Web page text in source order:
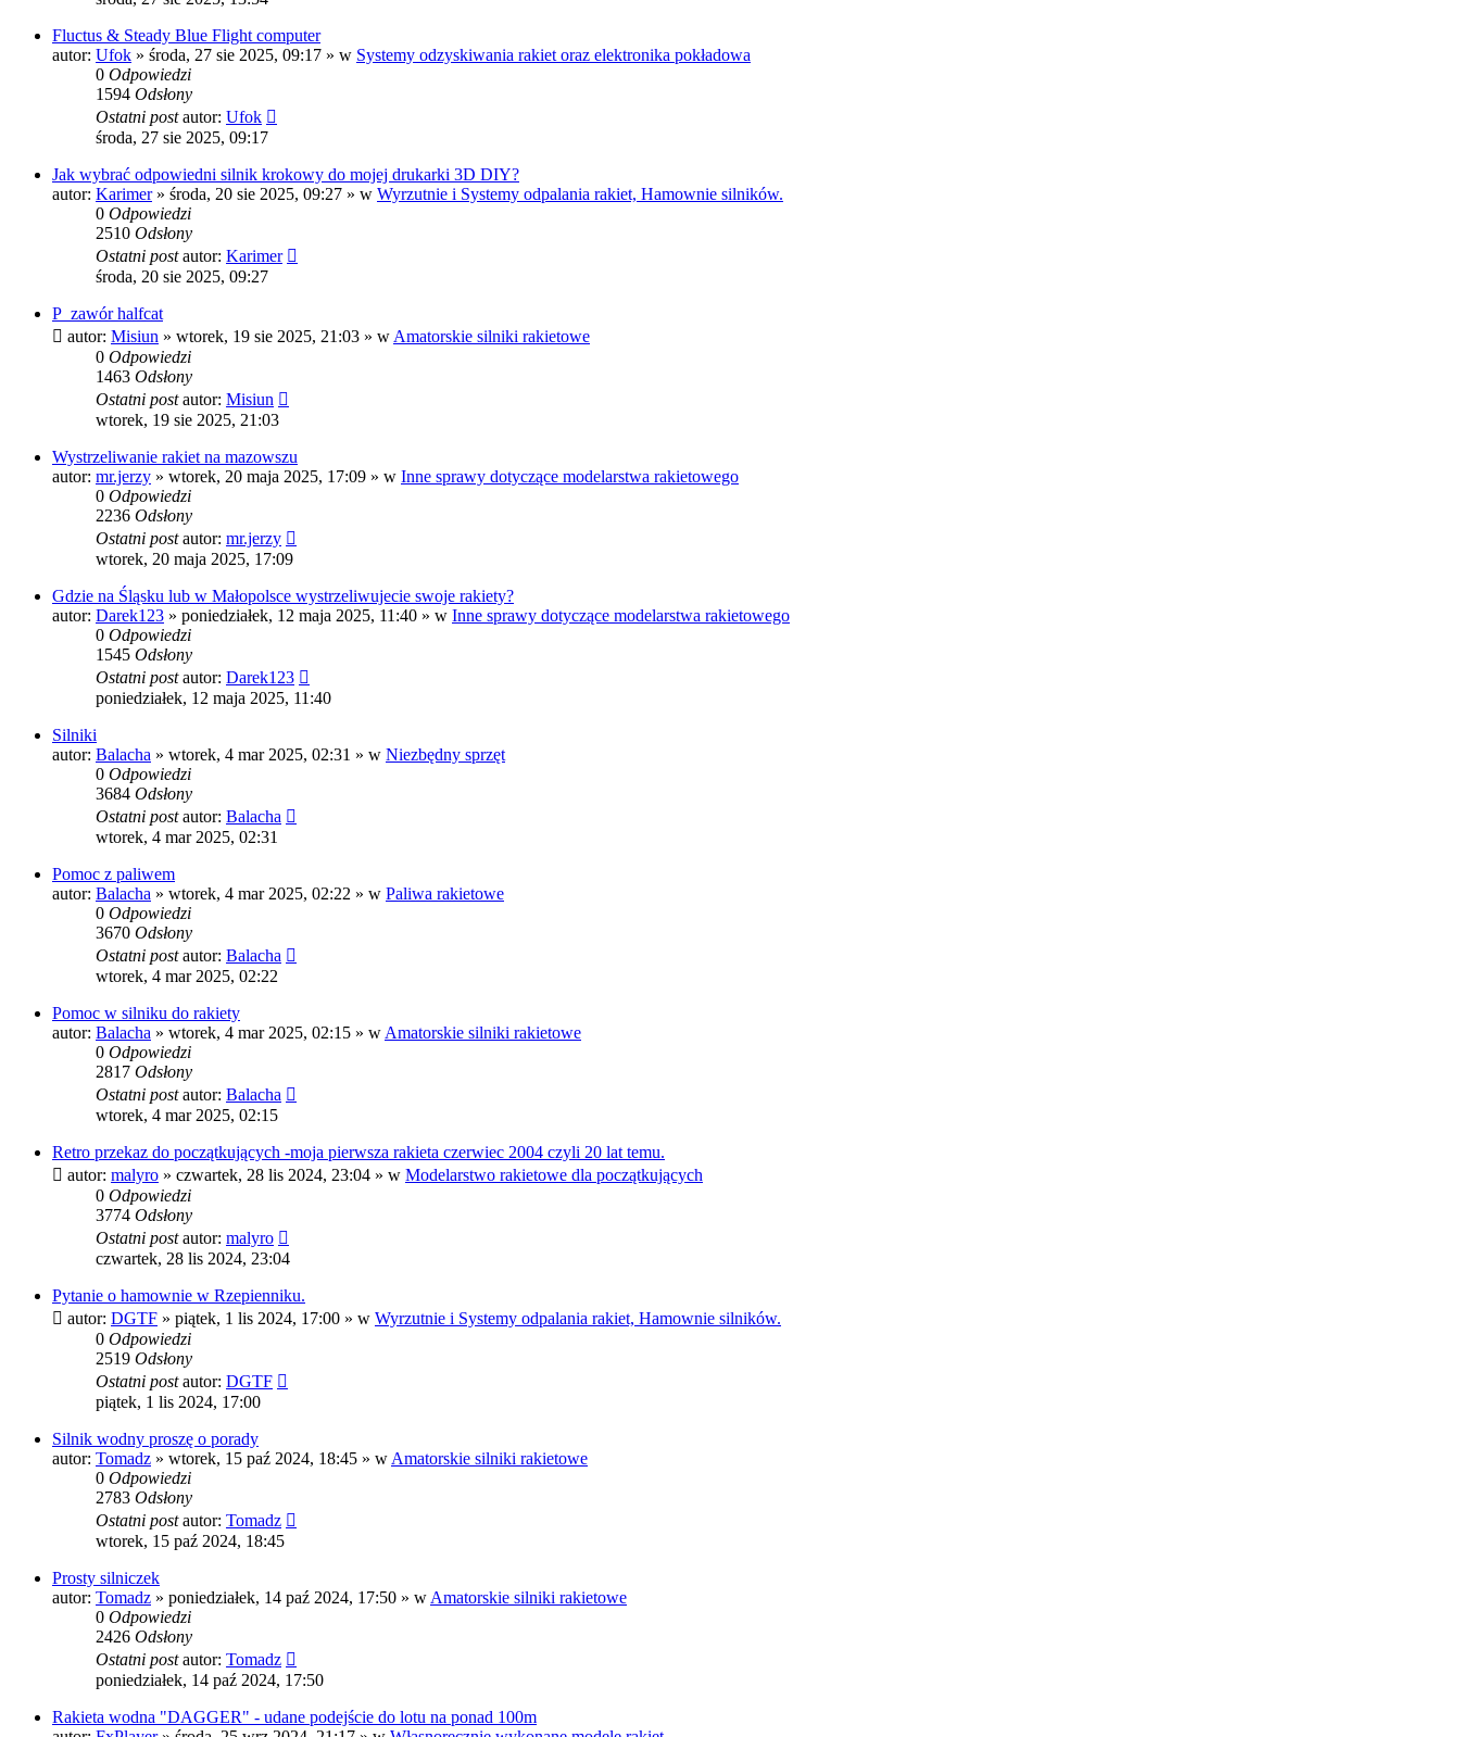
Fluctus & Steady Blue Flight computer
autor: Ufok » środa, 27 sie 2025, 09:17 » w Systemy odzyskiwania rakiet oraz elektronika pokładowa
0 Odpowiedzi
1594 Odsłony
Ostatni postautor: Ufok
środa, 27 sie 2025, 09:17
Jak wybrać odpowiedni silnik krokowy do mojej drukarki 3D DIY?
autor: Karimer» środa, 20 sie 2025, 09:27 » w Wyrzutnie i Systemy odpalania rakiet, Hamownie silników.
0 Odpowiedzi
2510 Odsłony
Ostatni postautor: Karimer
środa, 20 sie 2025, 09:27
P_zawór halfcat
autor: Misiun » wtorek, 19 sie 2025, 21:03 » w Amatorskie silniki rakietowe
0 Odpowiedzi
1463 Odsłony
Ostatni postautor: Misiun
wtorek, 19 sie 2025, 21:03
Wystrzeliwanie rakiet na mazowszu
autor: mr.jerzy » wtorek, 20 maja 2025, 17:09 » w Inne sprawy dotyczące modelarstwa rakietowego
0 Odpowiedzi
2236 Odsłony
Ostatni postautor: mr.jerzy
wtorek, 20 maja 2025, 17:09
Gdzie na Śląsku lub w Małopolsce wystrzeliwujecie swoje rakiety?
autor: Darek123 » poniedziałek, 12 maja 2025, 11:40 » w Inne sprawy dotyczące modelarstwa rakietowego
0 Odpowiedzi
1545 Odsłony
Ostatni postautor: Darek123
poniedziałek, 12 maja 2025, 11:40
Silniki
autor: Balacha » wtorek, 4 mar 2025, 02:31 » w Niezbędny sprzęt
0 Odpowiedzi
3684 Odsłony
Ostatni postautor: Balacha
wtorek, 4 mar 2025, 02:31
Pomoc z paliwem
autor: Balacha » wtorek, 4 mar 2025, 02:22 » w Paliwa rakietowe
0 Odpowiedzi
3670 Odsłony
Ostatni postautor: Balacha
wtorek, 4 mar 2025, 02:22
Pomoc w silniku do rakiety
autor: Balacha » wtorek, 4 mar 2025, 02:15 » w Amatorskie silniki rakietowe
0 Odpowiedzi
2817 Odsłony
Ostatni postautor: Balacha
wtorek, 4 mar 2025, 02:15
Retro przekaz do początkujących -moja pierwsza rakieta czerwiec 2004 czyli 20 lat temu.
autor: malyro » czwartek, 28 lis 2024, 23:04 » w Modelarstwo rakietowe dla początkujących
0 Odpowiedzi
3774 Odsłony
Ostatni postautor: malyro
czwartek, 28 lis 2024, 23:04
Pytanie o hamownie w Rzepienniku.
autor: DGTF » piątek, 1 lis 2024, 17:00 » w Wyrzutnie i Systemy odpalania rakiet, Hamownie silników.
0 Odpowiedzi
2519 Odsłony
Ostatni postautor: DGTF
piątek, 1 lis 2024, 17:00
Silnik wodny proszę o porady
autor: Tomadz » wtorek, 15 paź 2024, 18:45 » w Amatorskie silniki rakietowe
0 Odpowiedzi
2783 Odsłony
Ostatni postautor: Tomadz
wtorek, 15 paź 2024, 18:45
Prosty silniczek
autor: Tomadz » poniedziałek, 14 paź 2024, 17:50 » w Amatorskie silniki rakietowe
0 Odpowiedzi
2426 Odsłony
Ostatni postautor: Tomadz
poniedziałek, 14 paź 2024, 17:50
Rakieta wodna "DAGGER" - udane podejście do lotu na ponad 100m